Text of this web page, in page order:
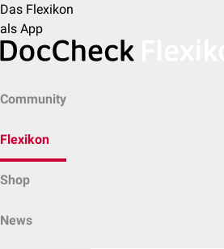
Das Flexikon
als App
Community
Flexikon
Shop
News